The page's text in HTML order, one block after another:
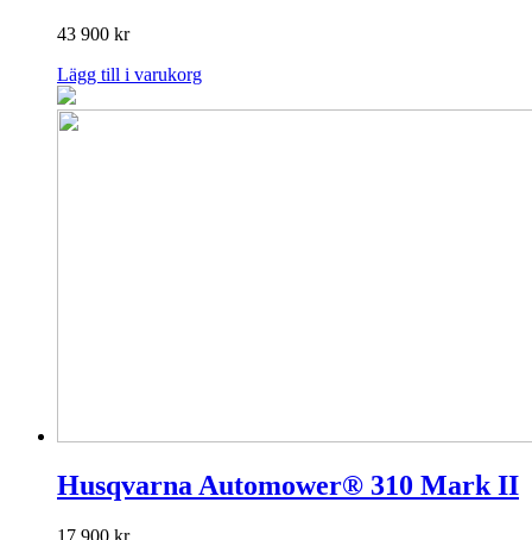
43 900 kr
Lägg till i varukorg
Husqvarna Automower® 310 Mark II